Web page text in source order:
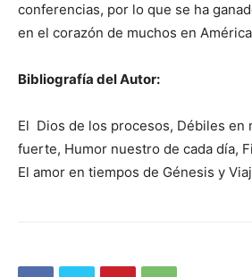
conferencias, por lo que se ha
en el corazón de muchos en
Bibliografía del Autor:
El Dios de los procesos, Débiles en
fuerte, Humor nuestro de cada día,
El amor en tiempos de Génesis y